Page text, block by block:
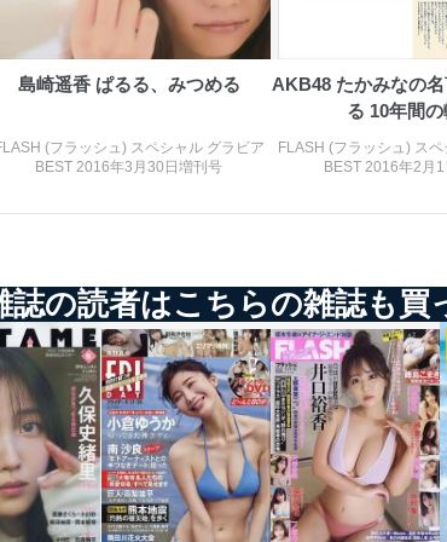
島崎遥香 ぱるる、みつめる
(フラッシュ) スペシャル グラビア
BEST 2016年3月30日増刊号
AKB48 たかみなの
る 10年間
FLASH (フラッシュ) ス
BEST 2016年2月
誌の読者はこちらの雑誌も買